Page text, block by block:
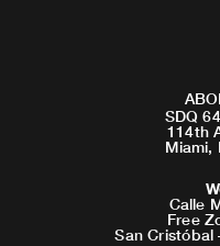
SDQ
114th
Miami,
Calle
Free
San Cristóbal